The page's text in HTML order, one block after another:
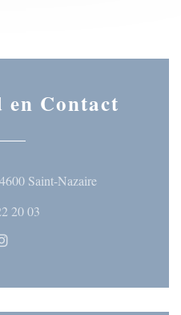
Contact
Saint-Nazaire((opent in een
20 03
Instagram ((opent in een